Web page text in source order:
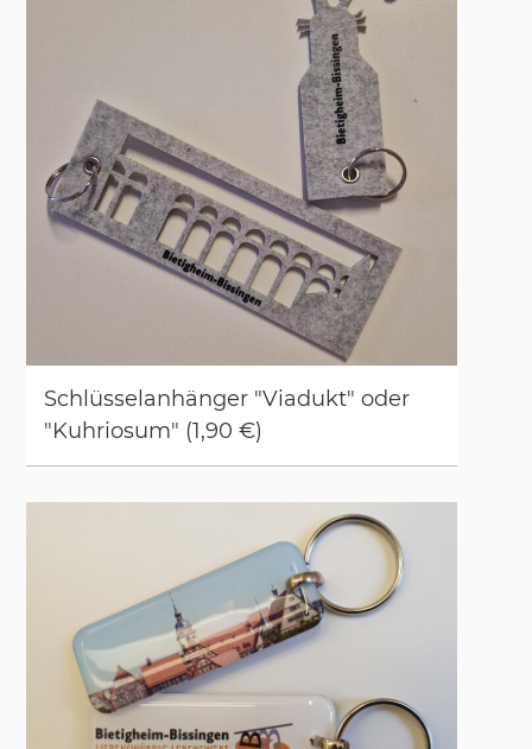
Schlüs­sel­an­hän­ger "Via­dukt" oder
"Kuh­rio­sum" (1,90 €)